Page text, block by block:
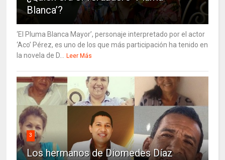
Blanca’?
‘El Pluma Blanca Mayor’, personaje interpretado por el actor
‘Aco’ Pérez, es uno de los que más participación ha tenido en
la novela de D...
Leer Más
3
Los hermanos de Diomedes Díaz